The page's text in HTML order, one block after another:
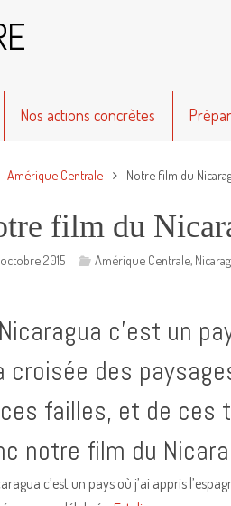
Nos actions concrètes
Amérique Centrale Notre film du
film du
octobre 2015 Amérique Centrale,
c’est un
croisée des
failles, et de ces
notre film du
c’est un pays où j’ai appris